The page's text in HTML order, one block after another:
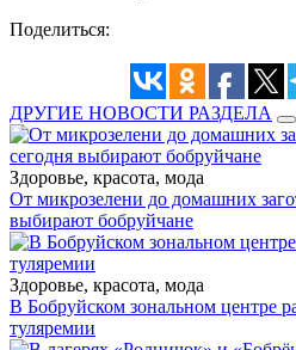
Поделиться:
ДРУГИЕ НОВОСТИ РАЗДЕЛА
Здоровье, красота, мода
От микрозелени до домашних
выбирают бобруйчане
Здоровье, красота, мода
В Бобруйском зональном центре
туляремии